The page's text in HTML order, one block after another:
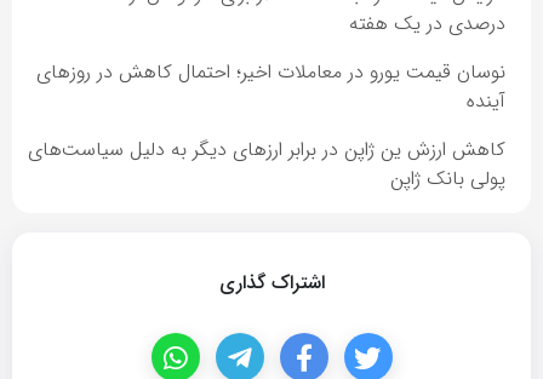
درصدی در یک هفته
نوسان قیمت یورو در معاملات اخیر؛ احتمال کاهش در روزهای
آینده
کاهش ارزش ین ژاپن در برابر ارزهای دیگر به دلیل سیاست‌های
پولی بانک ژاپن
اشتراک گذاری